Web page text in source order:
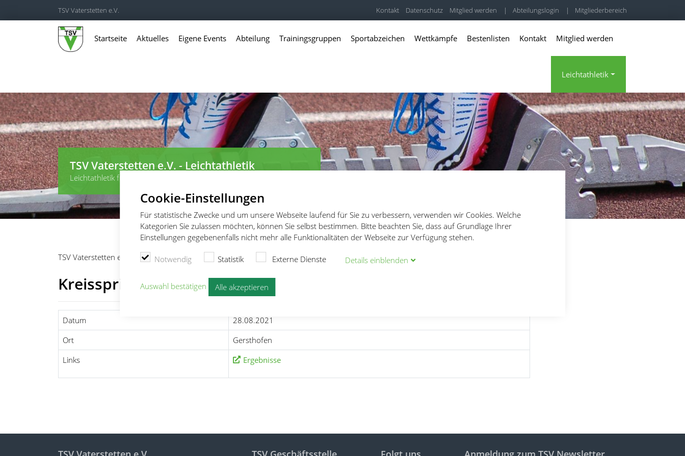
Cookie-Einstellungen
Für statistische Zwecke und um unsere Webseite laufend für Sie zu verbessern, verwenden wir Cookies. Welche
Kategorien Sie zulassen möchten, können Sie selbst bestimmen. Bitte beachten Sie, dass auf Grundlage Ihrer
Einstellungen gegebenenfalls nicht mehr alle Funktionalitäten der Webseite zur Verfügung stehen.
Notwendig Statistik Externe Dienste Details einblenden
Auswahl bestätigen Alle akzeptieren
TSV Vaterstetten e.V. Kontakt Datenschutz Mitglied werden | Abteilungslogin | Mitgliederbereich
Startseite Aktuelles Eigene Events Abteilung Trainingsgruppen Sportabzeichen Wettkämpfe Bestenlisten Kontakt Mitglied werden
Leichtathletik
TSV Vaterstetten e.V. - Leichtathletik
Leichtathletik für Wettkämpfer, Leistungssportler und Freitzeitathleten
TSV Vaterstetten e.V. Leichtathletik Wettkämpfe Kreisspringertag
Kreisspringertag
Datum
28.08.2021
Ort
Gersthofen
Links
Ergebnisse